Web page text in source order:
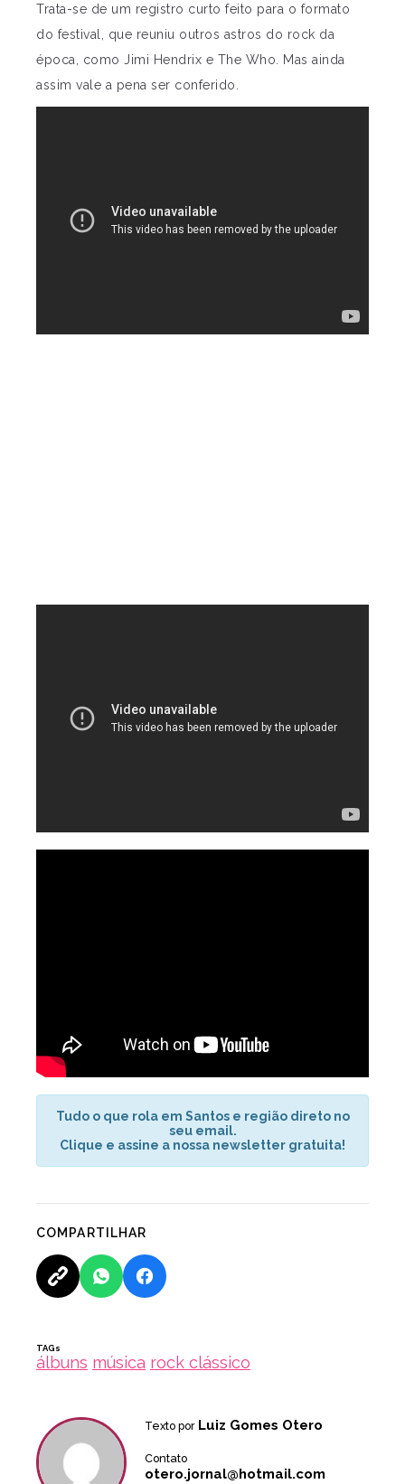
Trata-se de um registro curto feito para o formato
do festival, que reuniu outros astros do rock da
época, como Jimi Hendrix e The Who. Mas ainda
assim vale a pena ser conferido.
Tudo o que rola em Santos e região direto no
seu email.
Clique e assine a nossa newsletter gratuita!
COMPARTILHAR
TAGs
álbuns música rock clássico
Texto por Luiz Gomes Otero
Contato
otero.jornal@hotmail.com